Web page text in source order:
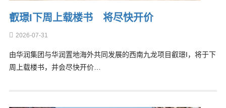
叡璟I下周上载楼书 将尽快开价
2026-07-31
由华润集团与华润置地海外共同发展的西南九龙项目叡璟I，将于下
周上载楼书，并会尽快开价…